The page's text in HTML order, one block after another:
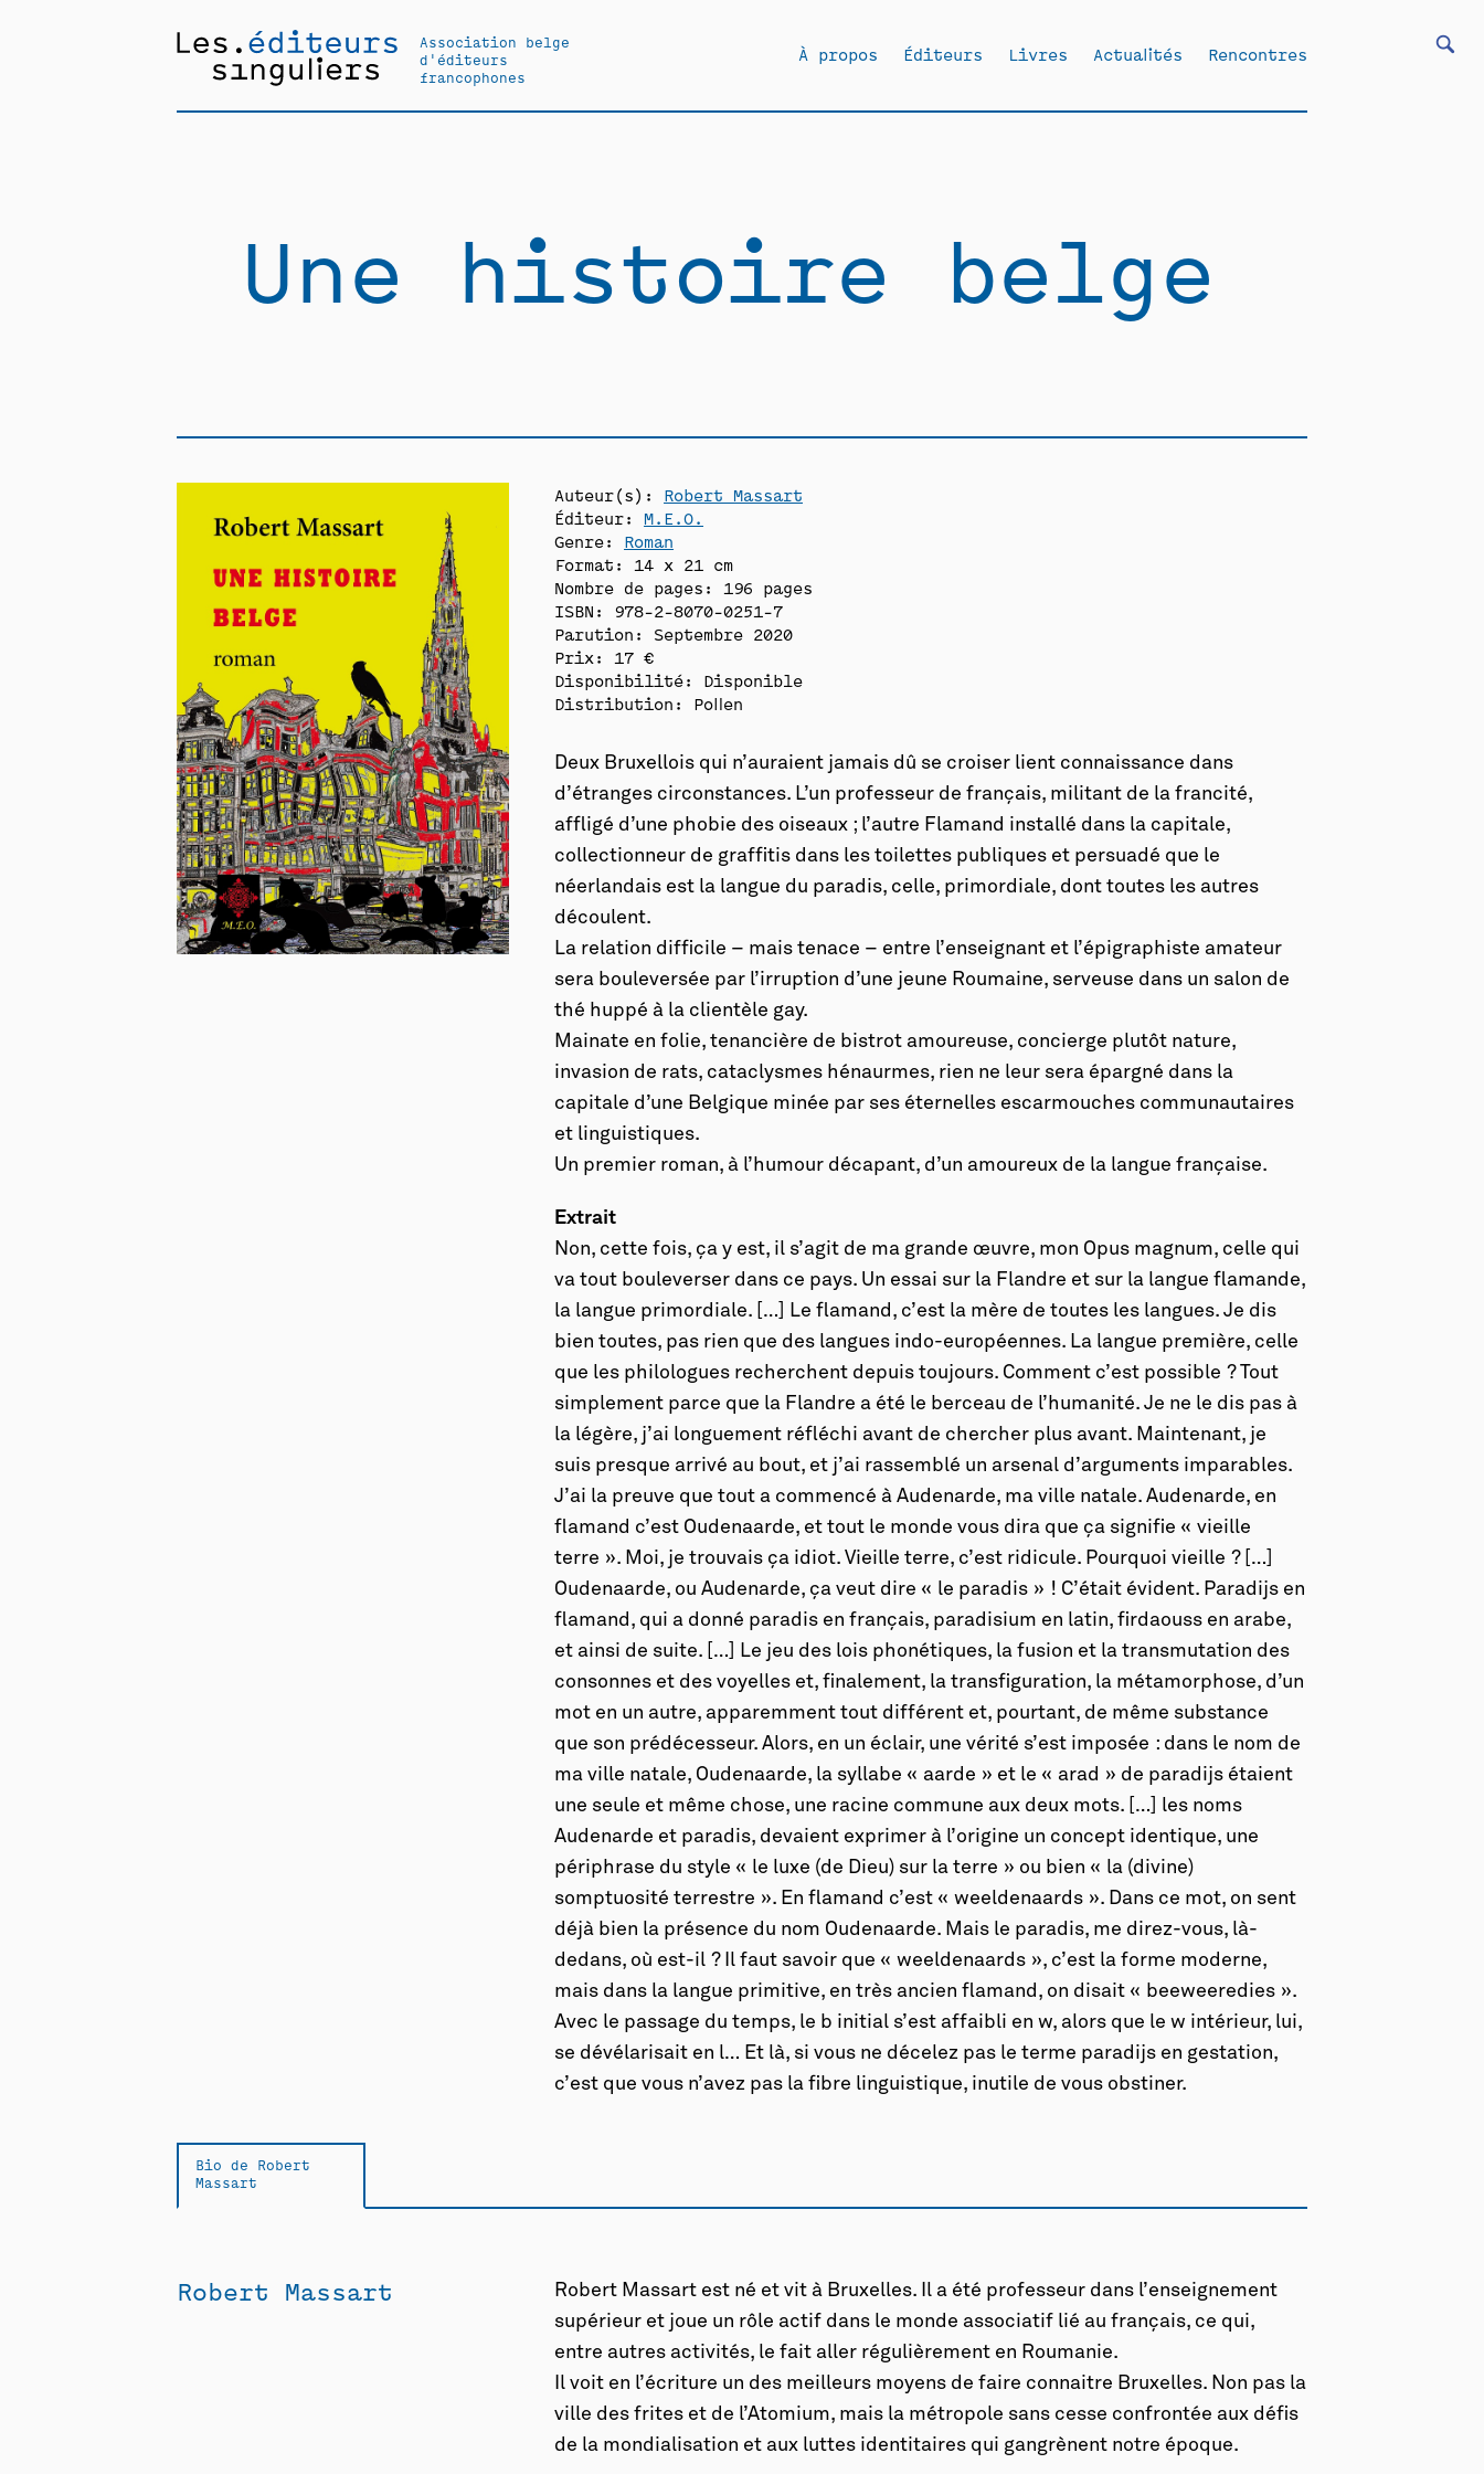
Association belge
d'éditeurs
francophones
À propos Éditeurs Livres Actualités Rencontres
Une histoire belge
Auteur(s): Robert Massart
Éditeur: M.E.O.
Genre: Roman
Format: 14 x 21 cm
Nombre de pages: 196 pages
ISBN: 978-2-8070-0251-7
Parution: Septembre 2020
Prix: 17 €
Disponibilité:
Disponible
Distribution: Pollen
Deux Bruxellois qui n’auraient jamais dû se croiser lient connaissance dans
d’étranges circonstances. L’un professeur de français, militant de la francité,
affligé d’une phobie des oiseaux ; l’autre Flamand installé dans la capitale,
collectionneur de graffitis dans les toilettes publiques et persuadé que le
néerlandais est la langue du paradis, celle, primordiale, dont toutes les autres
découlent.
La relation difficile – mais tenace – entre l’enseignant et l’épigraphiste amateur
sera bouleversée par l’irruption d’une jeune Roumaine, serveuse dans un salon de
thé huppé à la clientèle gay.
Mainate en folie, tenancière de bistrot amoureuse, concierge plutôt nature,
invasion de rats, cataclysmes hénaurmes, rien ne leur sera épargné dans la
capitale d’une Belgique minée par ses éternelles escarmouches communautaires
et linguistiques.
Un premier roman, à l’humour décapant, d’un amoureux de la langue française.
Extrait
Non, cette fois, ça y est, il s’agit de ma grande œuvre, mon Opus magnum, celle qui
va tout bouleverser dans ce pays. Un essai sur la Flandre et sur la langue flamande,
la langue primordiale. […] Le flamand, c’est la mère de toutes les langues. Je dis
bien toutes, pas rien que des langues indo-européennes. La langue première, celle
que les philologues recherchent depuis toujours. Comment c’est possible ? Tout
simplement parce que la Flandre a été le berceau de l’humanité. Je ne le dis pas à
la légère, j’ai longuement réfléchi avant de chercher plus avant. Maintenant, je
suis presque arrivé au bout, et j’ai rassemblé un arsenal d’arguments imparables.
J’ai la preuve que tout a commencé à Audenarde, ma ville natale. Audenarde, en
flamand c’est Oudenaarde, et tout le monde vous dira que ça signifie « vieille
terre ». Moi, je trouvais ça idiot. Vieille terre, c’est ridicule. Pourquoi vieille ? […]
Oudenaarde, ou Audenarde, ça veut dire « le paradis » ! C’était évident. Paradijs en
flamand, qui a donné paradis en français, paradisium en latin, firdaouss en arabe,
et ainsi de suite. […] Le jeu des lois phonétiques, la fusion et la transmutation des
consonnes et des voyelles et, finalement, la transfiguration, la métamorphose, d’un
mot en un autre, apparemment tout différent et, pourtant, de même substance
que son prédécesseur. Alors, en un éclair, une vérité s’est imposée : dans le nom de
ma ville natale, Oudenaarde, la syllabe « aarde » et le « arad » de paradijs étaient
une seule et même chose, une racine commune aux deux mots. […] les noms
Audenarde et paradis, devaient exprimer à l’origine un concept identique, une
périphrase du style « le luxe (de Dieu) sur la terre » ou bien « la (divine)
somptuosité terrestre ». En flamand c’est « weeldenaards ». Dans ce mot, on sent
déjà bien la présence du nom Oudenaarde. Mais le paradis, me direz-vous, là-
dedans, où est-il ? Il faut savoir que « weeldenaards », c’est la forme moderne,
mais dans la langue primitive, en très ancien flamand, on disait « beeweeredies ».
Avec le passage du temps, le b initial s’est affaibli en w, alors que le w intérieur, lui,
se dévélarisait en l… Et là, si vous ne décelez pas le terme paradijs en gestation,
c’est que vous n’avez pas la fibre linguistique, inutile de vous obstiner.
Bio de Robert
Massart
Robert Massart
Robert Massart est né et vit à Bruxelles. Il a été professeur dans l’enseignement
supérieur et joue un rôle actif dans le monde associatif lié au français, ce qui,
entre autres activités, le fait aller régulièrement en Roumanie.
Il voit en l’écriture un des meilleurs moyens de faire connaitre Bruxelles. Non pas la
ville des frites et de l’Atomium, mais la métropole sans cesse confrontée aux défis
de la mondialisation et aux luttes identitaires qui gangrènent notre époque.